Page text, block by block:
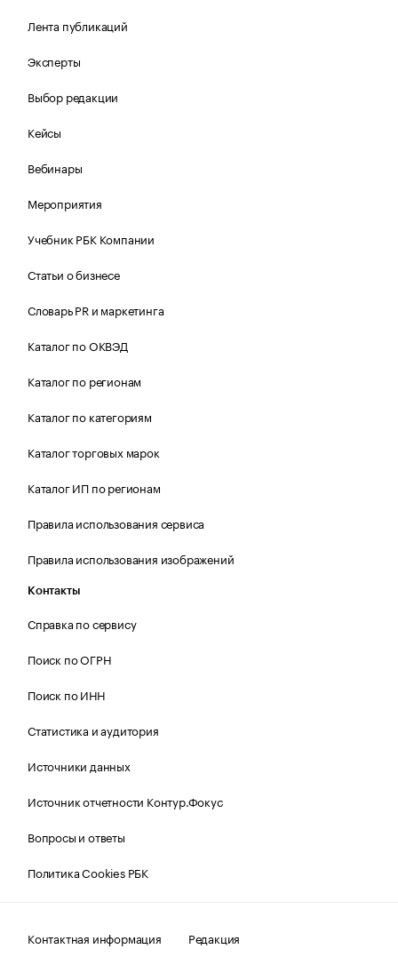
Лента публикаций
Эксперты
Выбор редакции
Кейсы
Вебинары
Мероприятия
Учебник РБК Компании
Статьи о бизнесе
Словарь PR и маркетинга
Каталог по ОКВЭД
Каталог по регионам
Каталог по категориям
Каталог торговых марок
Каталог ИП по регионам
Правила использования сервиса
Правила использования изображений
Контакты
Справка по сервису
Поиск по ОГРН
Поиск по ИНН
Статистика и аудитория
Источники данных
Источник отчетности Контур.Фокус
Вопросы и ответы
Политика Cookies РБК
Контактная информация
Редакция